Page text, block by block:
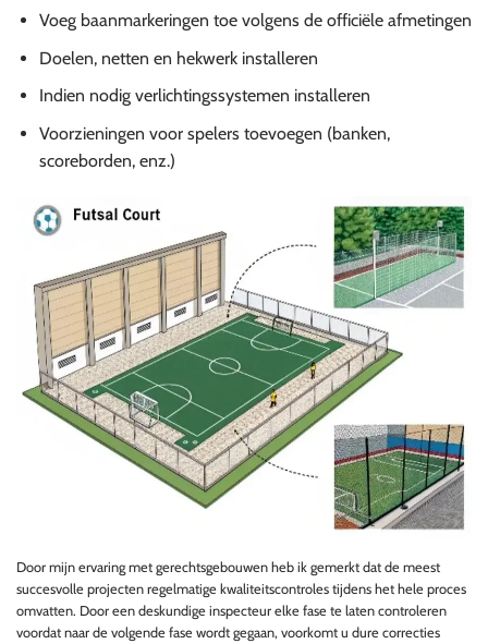
Voeg baanmarkeringen toe volgens de officiële afmetingen
Doelen, netten en hekwerk installeren
Indien nodig verlichtingssystemen installeren
Voorzieningen voor spelers toevoegen (banken,
scoreborden, enz.)
Door mijn ervaring met gerechtsgebouwen heb ik gemerkt dat de meest
succesvolle projecten regelmatige kwaliteitscontroles tijdens het hele proces
omvatten. Door een deskundige inspecteur elke fase te laten controleren
voordat naar de volgende fase wordt gegaan, voorkomt u dure correcties